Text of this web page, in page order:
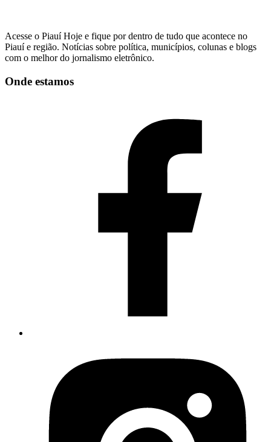
Acesse o Piauí Hoje e fique por dentro de tudo que acontece no
Piauí e região. Notícias sobre política, municípios, colunas e blogs
com o melhor do jornalismo eletrônico.
Onde estamos